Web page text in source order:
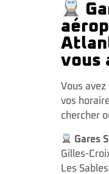
vous
Vous
vos
chercher
Gares
Gilles-
Les